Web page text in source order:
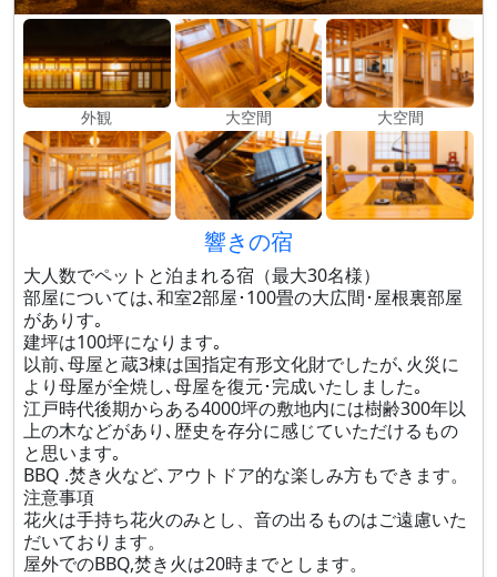
外観 大空間 大空間
響きの宿
大人数でペットと泊まれる宿（最大30名様）
部屋については､和室2部屋･100畳の大広間･屋根裏部屋
がありす｡
建坪は100坪になります｡
以前､母屋と蔵3棟は国指定有形文化財でしたが､火災に
より母屋が全焼し､母屋を復元･完成いたしました｡
江戸時代後期からある4000坪の敷地内には樹齢300年以
上の木などがあり､歴史を存分に感じていただけるもの
と思います｡
BBQ .焚き火など､アウトドア的な楽しみ方もできます。
注意事項
花火は手持ち花火のみとし、音の出るものはご遠慮いた
だいております。
屋外でのBBQ,焚き火は20時までとします。